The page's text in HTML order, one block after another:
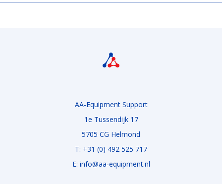
AA-Equipment Support
1e Tussendijk 17
5705 CG Helmond
T: +31 (0) 492 525 717
E: info@aa-equipment.nl